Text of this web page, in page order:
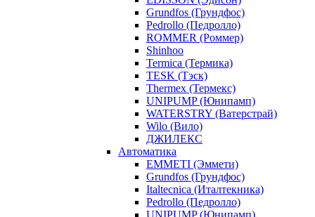
Grundfos (Грундфос)
Pedrollo (Педролло)
ROMMER (Роммер)
Shinhoo
Termica (Термика)
TESK (Тэск)
Thermex (Термекс)
UNIPUMP (Юнипамп)
WATERSTRY (Ватерстрай)
Wilo (Вило)
ДЖИЛЕКС
Автоматика
EMMETI (Эммети)
Grundfos (Грундфос)
Italtecnica (Италтекника)
Pedrollo (Педролло)
UNIPUMP (Юнипамп)